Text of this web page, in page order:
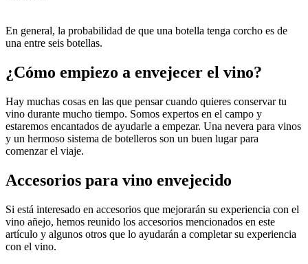
En general, la probabilidad de que una botella tenga corcho es de
una entre seis botellas.
¿Cómo empiezo a envejecer el vino?
Hay muchas cosas en las que pensar cuando quieres conservar tu
vino durante mucho tiempo. Somos expertos en el campo y
estaremos encantados de ayudarle a empezar. Una nevera para vinos
y un hermoso sistema de botelleros son un buen lugar para
comenzar el viaje.
Accesorios para vino envejecido
Si está interesado en accesorios que mejorarán su experiencia con el
vino añejo, hemos reunido los accesorios mencionados en este
artículo y algunos otros que lo ayudarán a completar su experiencia
con el vino.